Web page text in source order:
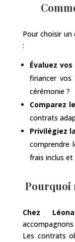
Pour choisir
:
Évaluez
financer
cérémonie ?
Comparez
contrats
Privilégiez
comprendre
frais inclus
Pourquoi
Chez
Les contrats